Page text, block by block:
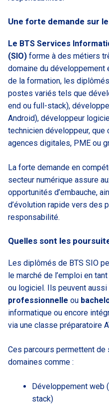
Une forte demande sur
Le BTS Services
(SIO) forme à des métiers
domaine du développement
de la formation, les
postes variés tels que
end ou full-stack),
Android), développeur
technicien développeur, que
agences digitales, PME ou
La forte demande en
secteur numérique assure
opportunités d’embauche,
d’évolution rapide vers des
responsabilité.
Quelles sont les
Les diplômés de BTS SIO
le marché de l’emploi en
ou logiciel. Ils peuvent aussi
professionnelle ou
informatique ou encore
via une classe préparatoire
Ces parcours permettent
domaines comme :
Développement web
stack)